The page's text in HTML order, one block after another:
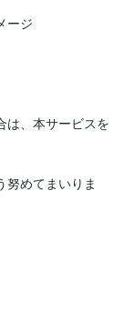
ージ
は、本サービスを
努めてまいりま